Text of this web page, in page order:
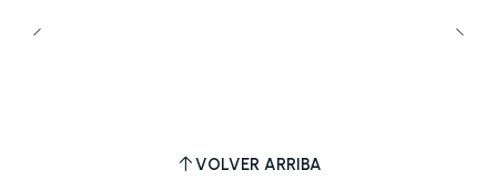
Arenas (no fue el caso). El detalle
de alta fidelidad, y el formato es tal como
VOLVER ARRIBA